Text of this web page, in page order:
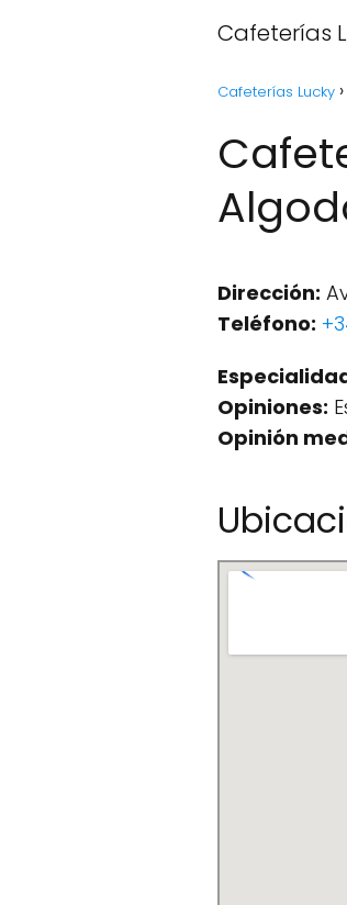
Cafeterías
Cafeterías Lucky
Dirección:
Teléfono:
Opiniones:
Opinión